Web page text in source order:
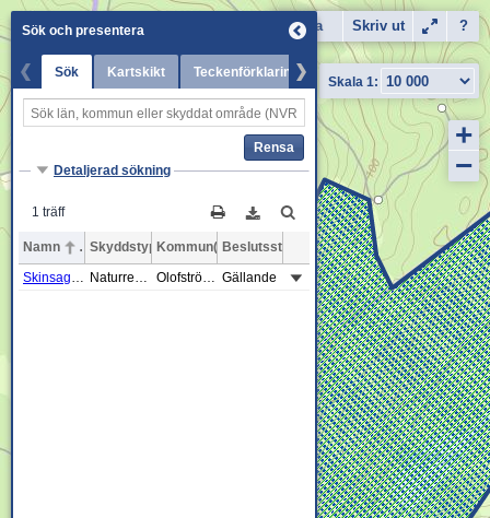
+
−
Karta Flygfoto
Dela Skriv ut ?
Sök och presentera
Sök Kartskikt Teckenförklaring Senaste nytt
Rensa
Detaljerad sökning
1 träff
Namn Skyddstyp Kommun(er)Beslutsstatus
Skinsagylet
Naturreservat Olofström, Sölvesborg Gällande